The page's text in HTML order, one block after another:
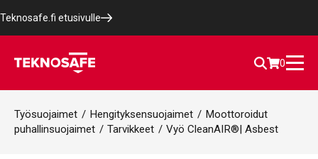
Teknosafe.fi etusivulle
0
Työsuojaimet / Hengityksensuojaimet / Moottoroidut
puhallinsuojaimet / Tarvikkeet / Vyö CleanAIR®| Asbest